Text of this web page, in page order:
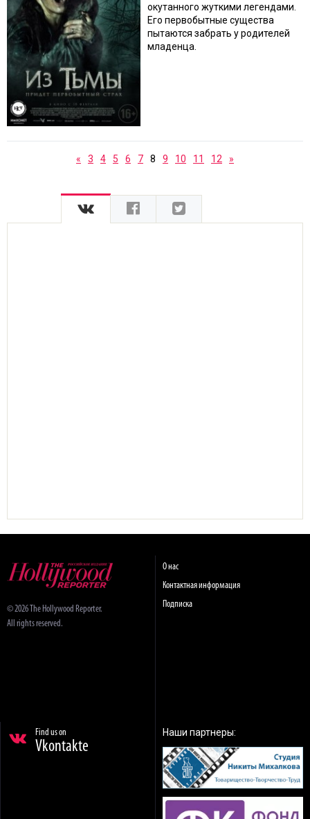
окутанного жуткими легендами.
Его первобытные существа
пытаются забрать у родителей
младенца.
« 3 4 5 6 7 8 9 10 11 12 »
© 2026 The Hollywood Reporter.
All rights reserved.
О нас
Контактная информация
Подписка
Find us on
Vkontakte
Наши партнеры: